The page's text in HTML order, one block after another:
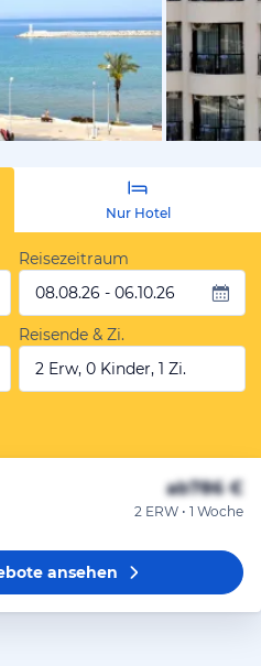
vom
Nur Hotel
Reisezeitraum
08.08.26 - 06.10.26
Reisende & Zi.
2 Erw, 0 Kinder, 1 Zi.
ab786 €
2 ERW • 1 Woche
ansehen